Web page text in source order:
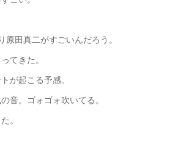
田真二がすごいんだろう。
てきた。
が起こる予感。
音。ゴォゴォ吹いてる。
。